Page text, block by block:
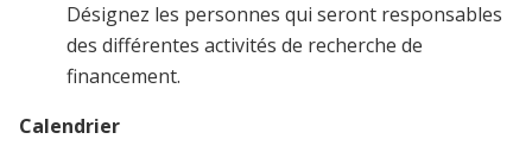
Désignez les personnes qui seront responsables
des différentes activités de recherche de
financement.
Calendrier